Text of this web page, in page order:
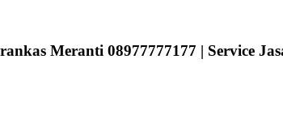
Meranti 08977777177 | Service